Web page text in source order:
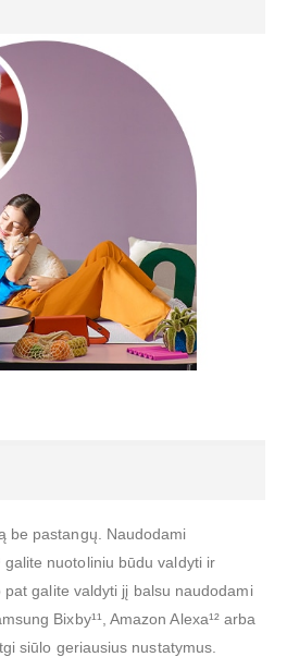
be pastangų. Naudodami
galite nuotoliniu būdu valdyti ir
galite valdyti jį balsu naudodami
Bixby¹¹, Amazon Alexa¹² arba
siūlo geriausius nustatymus.